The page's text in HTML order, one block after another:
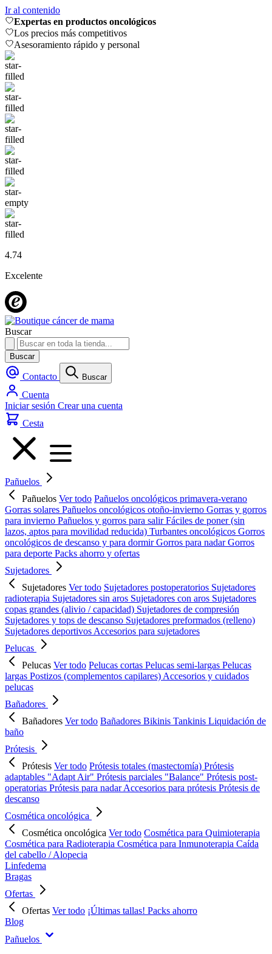
Ir al contenido
Expertas en productos oncológicos
Los precios más competitivos
Asesoramiento rápido y personal
4.74
Excelente
Buscar
Buscar
Contacto Buscar
Cuenta
Iniciar sesión Crear una cuenta
Cesta
Pañuelos
Pañuelos Ver todo Pañuelos oncológicos primavera-verano
Gorras solares Pañuelos oncológicos otoño-invierno Gorras y gorros
para invierno Pañuelos y gorros para salirFáciles de poner (sin
lazos, aptos para movilidad reducida) Turbantes oncológicos Gorros
oncológicos de descanso y para dormirGorros para nadarGorros
para deporte Packs ahorro y ofertas
Sujetadores
Sujetadores Ver todo Sujetadores postoperatorios Sujetadores
radioterapia Sujetadores sin aros Sujetadores con aros Sujetadores
copas grandes (alivio / capacidad) Sujetadores de compresión
Sujetadores y tops de descanso Sujetadores preformados (relleno)
Sujetadores deportivos Accesorios para sujetadores
Pelucas
Pelucas Ver todo Pelucas cortas Pelucas semi-largas Pelucas
largas Postizos (complementos capilares) Accesorios y cuidados
pelucas
Bañadores
Bañadores Ver todo Bañadores Bikinis Tankinis Liquidación de
baño
Prótesis
Prótesis Ver todo Prótesis totales (mastectomía) Prótesis
adaptables "Adapt Air" Prótesis parciales "Balance" Prótesis post-
operatorias Prótesis para nadarAccesorios para prótesis Prótesis de
descanso
Cosmética oncológica
Cosmética oncológica Ver todo Cosmética para Quimioterapia
Cosmética para Radioterapia Cosmética para Inmunoterapia Caída
del cabello / Alopecia
Linfedema
Bragas
Ofertas
Ofertas Ver todo ¡Últimas tallas! Packs ahorro
Blog
Pañuelos